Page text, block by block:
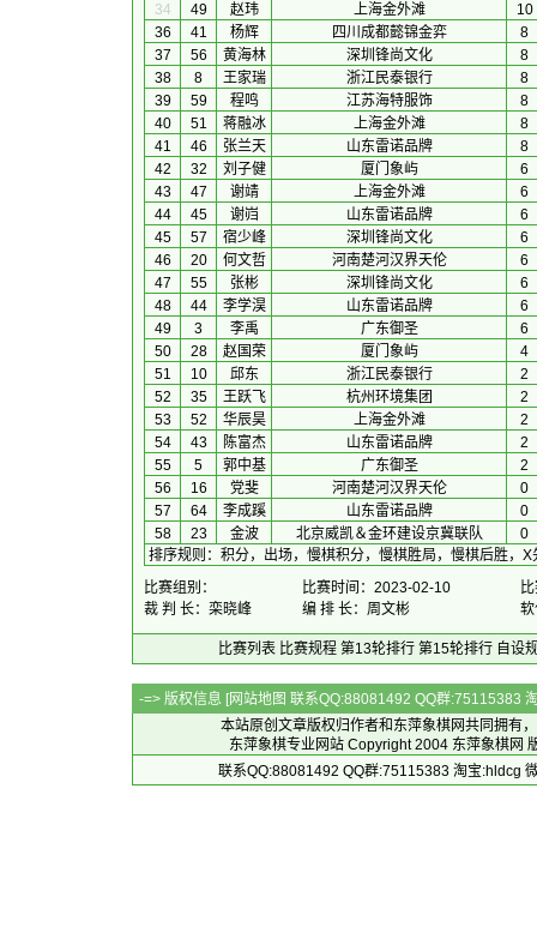
34
49 赵玮 上海金外滩
10
36
41 杨辉 四川成都懿锦金弈
8
37
56 黄海林 深圳锋尚文化
8
38
8 王家瑞 浙江民泰银行
8
39
59 程鸣 江苏海特服饰
8
40
51 蒋融冰 上海金外滩
8
41
46 张兰天 山东雷诺品牌
8
42
32 刘子健 厦门象屿
6
43
47 谢靖 上海金外滩
6
44
45 谢岿 山东雷诺品牌
6
45
57 宿少峰 深圳锋尚文化
6
46
20 何文哲 河南楚河汉界天伦
6
47
55 张彬 深圳锋尚文化
6
48
44 李学淏 山东雷诺品牌
6
49
3 李禹 广东御圣
6
50
28 赵国荣 厦门象屿
4
51
10 邱东 浙江民泰银行
2
52
35 王跃飞 杭州环境集团
2
53
52 华辰昊 上海金外滩
2
54
43 陈富杰 山东雷诺品牌
2
55
5 郭中基 广东御圣
2
56
16 党斐 河南楚河汉界天伦
0
57
64 李成蹊 山东雷诺品牌
0
58
23 金波 北京威凯＆金环建设京冀联队
0
排序规则 ： 积分，出场，慢棋积分，慢棋胜局，慢棋后胜，X
比赛组别：
比赛时间：2023-02-10
裁 判 长：栾晓峰
编 排 长：周文彬
比赛列表 比赛规程 第13轮排行 第15轮排行 自设
-=> 版权信息 [网站地图 联系QQ:88081492 QQ群:75115383
本站原创文章版权归作者和 东萍象棋网共同拥有
东萍象棋专业网站 Copyright 2004 东萍象棋网
联系QQ:88081492 QQ群:75115383 淘宝:hldcg